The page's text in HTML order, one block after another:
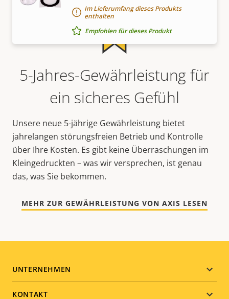
Im Lieferumfang dieses Produkts
enthalten
Empfohlen für dieses Produkt
5-Jahres-Gewährleistung für
ein sicheres Gefühl
Unsere neue 5-jährige Gewährleistung bietet
jahrelangen störungsfreien Betrieb und Kontrolle
über Ihre Kosten. Es gibt keine Überraschungen im
Kleingedruckten – was wir versprechen, ist genau
das, was Sie bekommen.
MEHR ZUR GEWÄHRLEISTUNG VON AXIS LESEN
Footer
UNTERNEHMEN
KONTAKT